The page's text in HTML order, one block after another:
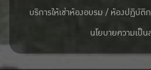
บริการให้เช่าห้องอบรม / ห้องปฏิบั
นโยบายความเป็